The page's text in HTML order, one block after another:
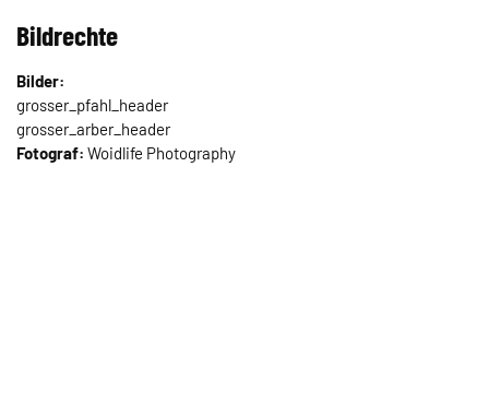
Bildrechte
Bilder:
grosser_pfahl_header
grosser_arber_header
Fotograf: Woidlife Photography